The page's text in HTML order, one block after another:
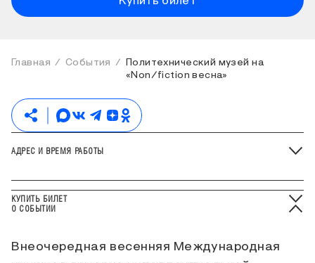
Главная События
Политехнический музей на
«Non/fiction весна»
О СОБЫТИИ
Внеочередная весенняя Международная
АДРЕС И ВРЕМЯ РАБОТЫ
КУПИТЬ БИЛЕТ